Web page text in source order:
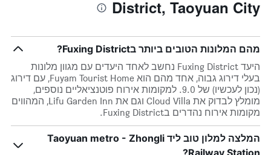
District, Taoyuan City
מהם המלונות הטובים ביותר בFuxing District?
היעד Fuxing District נחשב לאחד היעדים עם מגוון מלונות
בעלי דירוג גבוה, אחד מהם הוא Fuyam Tourist Home, עם דירוג
(נכון לעכשיו) של 9.0. למקומות אירוח פוטנציאליים נוספים,
מומלץ לבדוק את Cloud Villa וגם את Lifu Garden Inn, המהווים
מקומות אירוח נהדרים בFuxing District.
המלצה למלון טוב ליד Taoyuan metro - Zhongli